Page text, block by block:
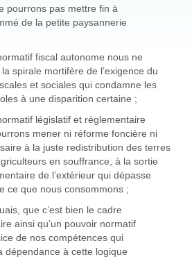
pourrons pas mettre fin à
de la petite paysannerie
fiscal autonome nous ne
spirale mortifère de l’exigence du
et sociales qui condamne les
à une disparition certaine ;
législatif et réglementaire
mener ni réforme foncière ni
à la juste redistribution des terres
en souffrance, à la sortie
de l’extérieur qui dépasse
ce que nous consommons ;
que c’est bien le cadre
ainsi qu’un pouvoir normatif
de nos compétences qui
dépendance à cette logique